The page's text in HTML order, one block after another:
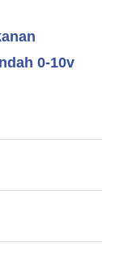
0-10v